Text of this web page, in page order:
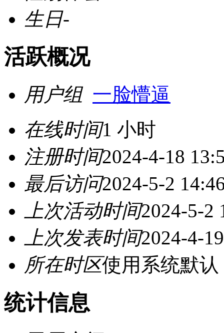
生日-
活跃概况
用户组 一脸懵逼
在线时间1 小时
注册时间2024-4-18
最后访问2024-5-2
上次活动时间2024-5-2
上次发表时间2024-4-
所在时区使用系统默认
统计信息